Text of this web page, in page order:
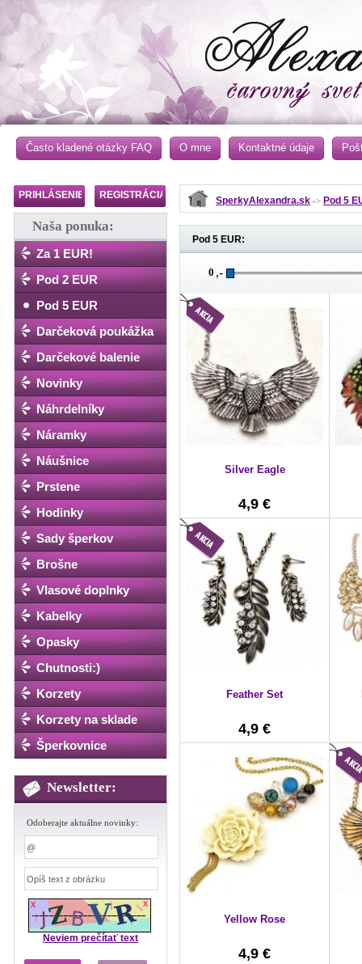
Často kladené otázky FAQ O mne Kontaktné údaje
PRIHLÁSENIE REGISTRÁCIA
Naša ponuka:
Za 1 EUR!
Pod 2 EUR
Pod 5 EUR
Darčeková poukážka
Darčekové balenie
Novinky
Náhrdelníky
Náramky
Náušnice
Prstene
Hodinky
Sady šperkov
Brošne
Vlasové doplnky
Kabelky
Opasky
Chutnosti:)
Korzety
Korzety na sklade
Šperkovnice
Newsletter:
Odoberajte aktuálne novinky:
Neviem prečítať text
SperkyAlexandra.sk -> Pod 5
Pod 5 EUR:
,-
Silver Eagle
4,9 €
Feather Set
4,9 €
Yellow Rose
4,9 €